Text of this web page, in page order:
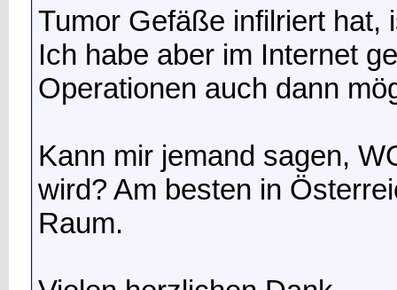
Tumor Gefäße infilriert hat,
Ich habe aber im Internet
Operationen auch dann
Kann mir jemand sagen,
wird? Am besten in
Raum.